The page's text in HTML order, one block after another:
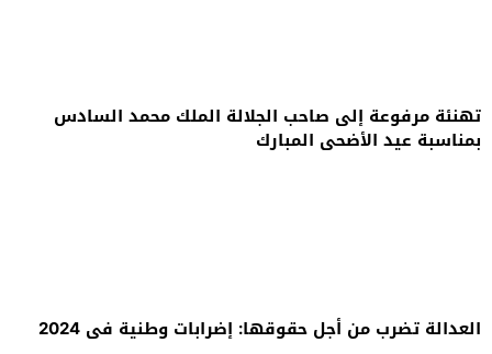
تهنئة مرفوعة إلى صاحب الجلالة الملك محمد السادس
بمناسبة عيد الأضحى المبارك
العدالة تضرب من أجل حقوقها: إضرابات وطنية في 2024